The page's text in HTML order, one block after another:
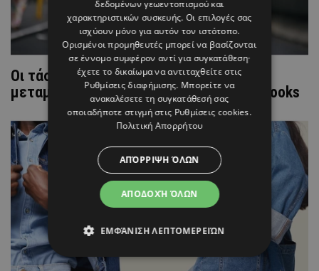
Οι τάσεις στα αξεσουάρ της άνοιξης που
μεταμορφώνουν ακόμα και τα πιο απλά looks
δεδομένων γεωεντοπισμού και
χαρακτηριστικών συσκευής. Οι επιλογές σας
ισχύουν μόνο για αυτόν τον ιστότοπο.
Ορισμένοι προμηθευτές μπορεί να βασίζονται
σε έννομο συμφέρον αντί για συγκατάθεση·
έχετε το δικαίωμα να αντιταχθείτε στις
Ρυθμίσεις διαφήμισης. Μπορείτε να
ανακαλέσετε τη συγκατάθεσή σας
οποιαδήποτε στιγμή στις Ρυθμίσεις cookies.
Πολιτική Απορρήτου
ΑΠΟΔΟΧΉ ΌΛΩΝ
ΑΠΌΡΡΙΨΗ ΌΛΩΝ
ΕΜΦΆΝΙΣΗ ΛΕΠΤΟΜΕΡΕΙΏΝ